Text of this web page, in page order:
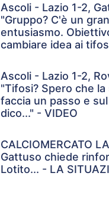
Ascoli - Lazio 1-2,
"Gruppo? C'è un
entusiasmo.
cambiare idea ai
Ascoli - Lazio 1-2,
"Tifosi? Spero che la
faccia un passo e
dico..." - VIDEO
CALCIOMERCATO
Gattuso chiede
Lotito... - LA